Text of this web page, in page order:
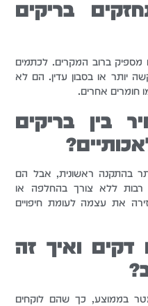
בריקים
מספיק ברוב המקרים. לכתמים
או בסבון עדין. הם לא
חומרים אחרים.
בין בריקים
בהתקנה ראשונית, אבל הם
ללא צורך בהחלפה או
את עצמה לעומת חיפויים
דקים ואיך זה
בעובי של 1-3 סנטימטר בממוצע, כך שהם לוקחים